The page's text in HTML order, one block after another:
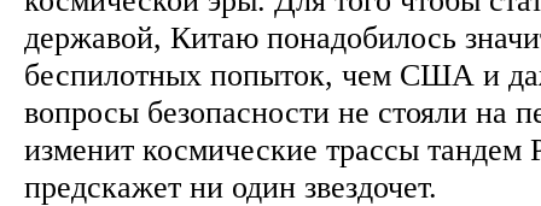
державой, Китаю понадобилось
беспилотных попыток, чем США и
вопросы безопасности не стояли на
изменит космические трассы тандем
предскажет ни один звездочет.